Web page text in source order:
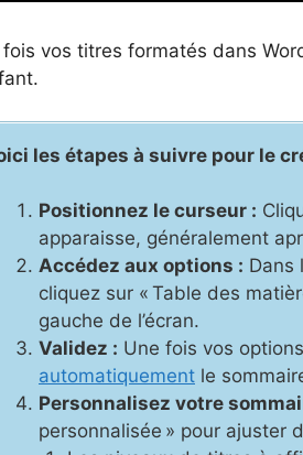
fois vos titres formatés dans
les étapes à suivre pour le
Positionnez le curseur :
apparaisse, généralement
Accédez aux options : Dans
cliquez sur « Table des
gauche de l’écran.
Validez : Une fois vos
automatiquement le
Personnalisez votre
personnalisée » pour ajuster